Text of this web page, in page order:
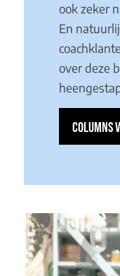
ook zeker
En
over deze
COLUMNS